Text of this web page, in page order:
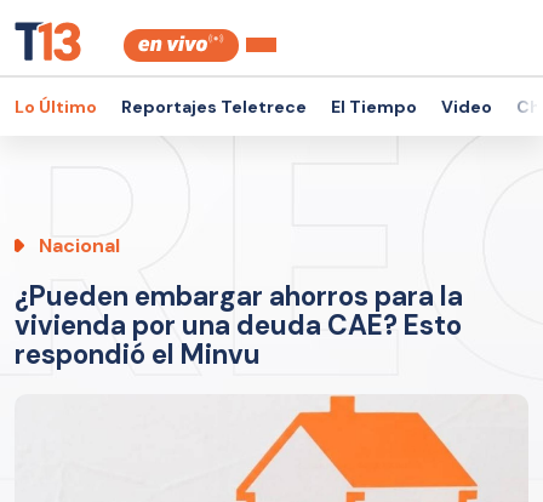
Lo Último Reportajes Teletrece El Tiempo Video
Nacional
¿Pueden embargar ahorros para la
vivienda por una deuda CAE? Esto
respondió el Minvu